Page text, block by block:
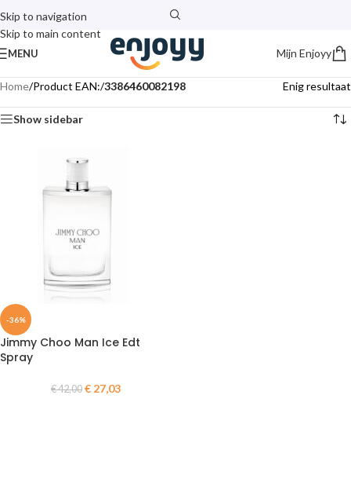
Skip to navigation
Skip to main content
MENU Mijn Enjoyy
Home/Product EAN:/3386460082198 Enig resultaat
Show sidebar
-36%
Jimmy Choo Man Ice Edt
Spray
€42,00 € 27,03